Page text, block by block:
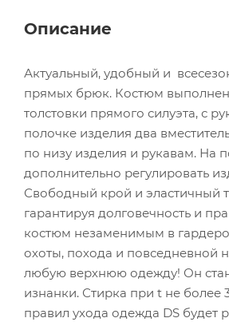
Описание
Актуальный, удобный и
прямых брюк. Костюм выполнен
толстовки прямого силуэта, с
полочке изделия два
по низу изделия и рукавам. На
дополнительно регулировать
Свободный крой и эластичный
гарантируя долговечность и
костюм незаменимым в
охоты, похода и повседневной
любую верхнюю одежду! Он
изнанки. Стирка при t не
правил ухода одежда DS будет